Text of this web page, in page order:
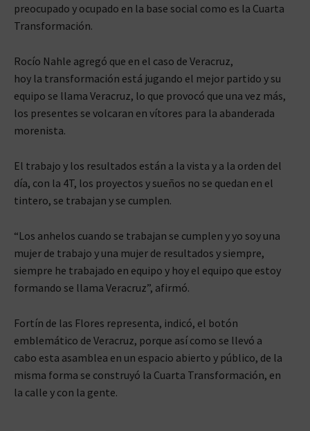
preocupado y ocupado en la base social como es la Cuarta
Transformación.
Rocío Nahle agregó que en el caso de Veracruz,
hoy la transformación está jugando el mejor partido y su
equipo se llama Veracruz, lo que provocó que una vez más,
los presentes se volcaran en vítores para la abanderada
morenista.
El trabajo y los resultados están a la vista y a la orden del
día, con la 4T, los proyectos y sueños no se quedan en el
tintero, se trabajan y se cumplen.
“Los anhelos cuando se trabajan se cumplen y yo soy una
mujer de trabajo y una mujer de resultados y siempre,
siempre he trabajado en equipo y hoy el equipo que estoy
formando se llama Veracruz”, afirmó.
Fortín de las Flores representa, indicó, el botón
emblemático de Veracruz, porque así como se llevó a
cabo esta asamblea en un espacio abierto y público, de la
misma forma se construyó la Cuarta Transformación, en
la calle y con la gente.